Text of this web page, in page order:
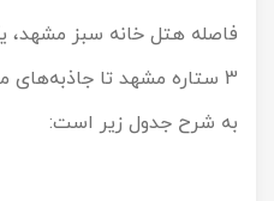
فاصله هتل خانه سبز
3 ستاره مشهد تا جاذبه‌های
به شرح جدول زیر است: